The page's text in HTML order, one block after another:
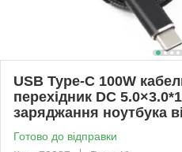
USB Type-C 100W
перехідник DC
заряджання ноутбука
Готово до відправки